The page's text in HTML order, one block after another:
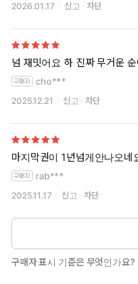
2026.01.17 신고 차단
넘 재밋어요 하 진짜 무거운
cho***
2025.12.21 신고 차단
마지막권이 1년넘게안나오
rab***
2025.11.17 신고 차단
구매자 표시 기준은 무엇인가요?